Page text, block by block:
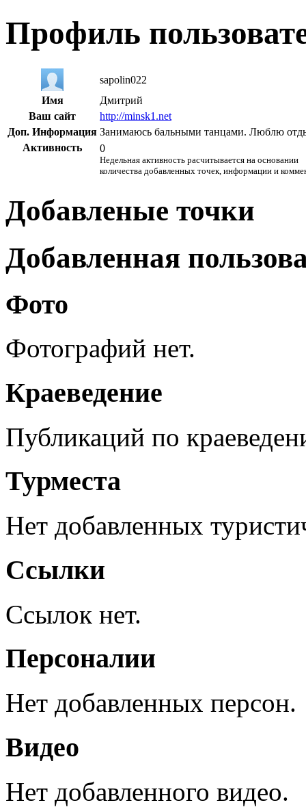
Профиль
sapolin022
Имя
Дмитрий
Ваш сайт
http://minsk1.net
Доп. Информация Занимаюсь бальными танцами. Люблю
Активность
0
Недельная активность расчитывается на основании
количества добавленных точек, информации и
Добавленые точки
Добавленная
Фото
Фотографий нет.
Краеведение
Публикаций по
Турместа
Нет добавленных
Ссылки
Ссылок нет.
Персоналии
Нет добавленных персон.
Видео
Нет добавленного видео.